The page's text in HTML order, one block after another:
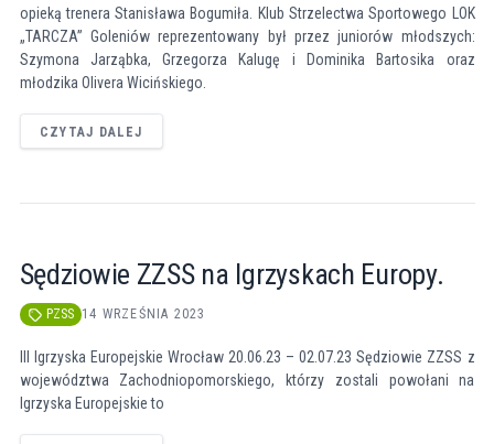
opieką trenera Stanisława Bogumiła. Klub Strzelectwa Sportowego LOK
„TARCZA” Goleniów reprezentowany był przez juniorów młodszych:
Szymona Jarząbka, Grzegorza Kalugę i Dominika Bartosika oraz
młodzika Olivera Wicińskiego.
CZYTAJ DALEJ
Sędziowie ZZSS na Igrzyskach Europy.
PZSS 14 WRZEŚNIA 2023
III Igrzyska Europejskie Wrocław 20.06.23 – 02.07.23 Sędziowie ZZSS z
województwa Zachodniopomorskiego, którzy zostali powołani na
Igrzyska Europejskie to